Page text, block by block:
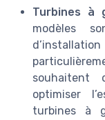
Turbines à
modèles
souhaitent
optimiser
turbines à